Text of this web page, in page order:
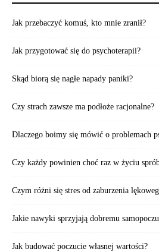
Jak przebaczyć komuś, kto mnie zranił?
Jak przygotować się do psychoterapii?
Skąd biorą się nagłe napady paniki?
Czy strach zawsze ma podłoże racjonalne?
Dlaczego boimy się mówić o problemach
Czy każdy powinien choć raz w życiu
Czym różni się stres od zaburzenia
Jakie nawyki sprzyjają dobremu
Jak budować poczucie własnej wartości?